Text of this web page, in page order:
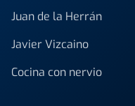
Juan de la Herrán
Javier Vizcaino
Cocina con nervio